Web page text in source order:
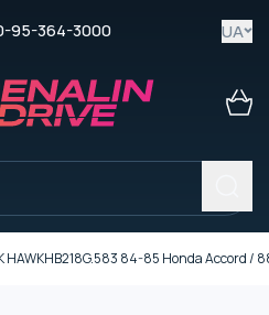
95-364-3000 UA
HAWKHB218G.583 84-85 Honda Accord /